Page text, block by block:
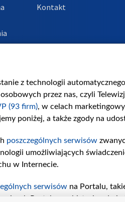
Kontakt
z technologii
przez nas, czyli
(93 firm), w celach
poniżej, a także zgody na
poszczególnych serwisów
umożliwiających
w Internecie.
serwisów na Portalu,
Portalu czy historia